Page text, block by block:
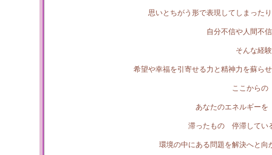
思いとちがう形で表現してしまった
自分不信や人間不
そんな経
希望や幸福を引寄せる力と精神力を蘇
ここから
あなたのエネルギー
滞ったもの 停滞して
環境の中にある問題を解決へと